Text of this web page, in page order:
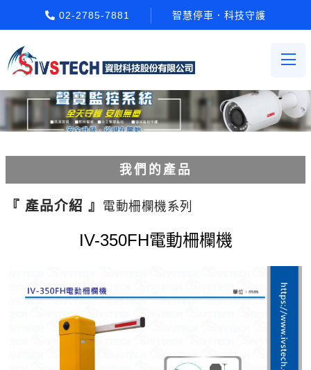
02-2785-7881 智慧停車．科技守護
我們的產品
電動柵欄機系列
Etag長距離讀卡機系列
紅綠燈號誌系統系列
『 產品介紹 』 電動柵欄機系列
IV-350FH電動柵欄機